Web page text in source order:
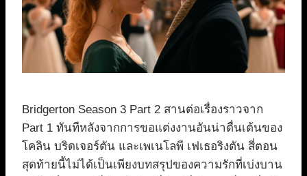
Bridgerton Season 3 Part 2 สานต่อเรื่องราวจาก
Part 1 ทันทีหลังจากการขอแต่งงานอันน่าตื่นเต้นของ
โคลิน บริดเจอร์ตัน และเพเนโลพี เฟเธอริงตัน สี่ตอน
สุดท้ายนี้ไม่ได้เป็นเพียงบทสรุปของความรักที่เบ่งบาน